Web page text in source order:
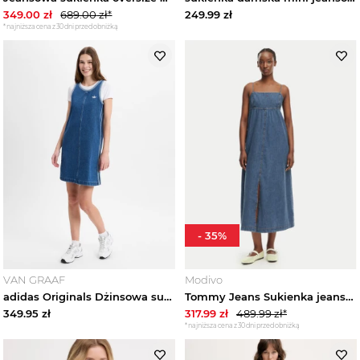
Kamizelki damskie
Swetry damskie
Bluzy damskie
Jeansy damskie
Spodnie damskie
349.00 zł 689.00zł*
*najniższa cena z 30 dni przed obniżką
249.99 zł
VAN GRAAF
adidas Originals Dżinsowa sukienka Kobiety Bawełna niebieski
349.95 zł
Modivo
Tommy Jeans Sukienka jeansowa DW0DW22342 Niebieski Slim Fit
317.99 zł 489.99zł*
*najniższa cena z 30 dni przed obniżką
- 35%